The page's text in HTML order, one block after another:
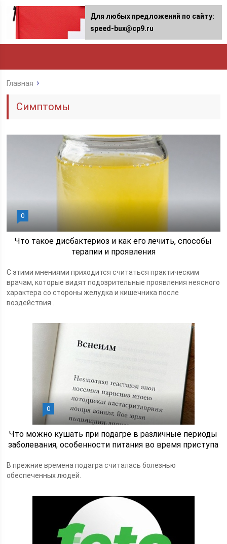
Главная
Симптомы
0
Что такое дисбактериоз и как его лечить, способы
терапии и проявления
С этими мнениями приходится считаться практическим
врачам, которые видят подозрительные проявления неясного
характера со стороны желудка и кишечника после
воздействия...
0
Что можно кушать при подагре в различные периоды
заболевания, особенности питания во время приступа
В прежние времена подагра считалась болезнью
обеспеченных людей.
Для любых предложений по сайту:
speed-bux@cp9.ru